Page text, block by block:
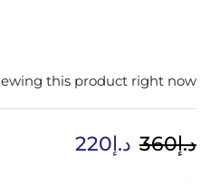
this product right now
د.إ360 د.إ220